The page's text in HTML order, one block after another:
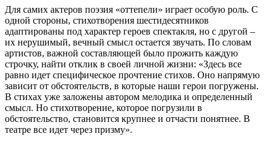
Для самих актеров поэзия «оттепели» играет особую роль. С
одной стороны, стихотворения шестидесятников
адаптированы под характер героев спектакля, но с другой –
их нерушимый, вечный смысл остается звучать. По словам
артистов, важной составляющей было прожить каждую
строчку, найти отклик в своей личной жизни: «Здесь все
равно идет специфическое прочтение стихов. Оно напрямую
зависит от обстоятельств, в которые наши герои погружены.
В стихах уже заложены автором мелодика и определенный
смысл. Но стихотворение, которое погрузили в
обстоятельство, становится крупнее и отчасти понятнее. В
театре все идет через призму».